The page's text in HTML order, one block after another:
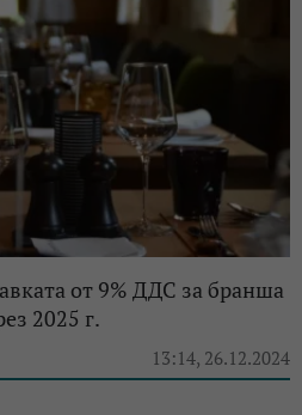
от 9% ДДС за бранша
2025 г.
13:14, 26.12.2024